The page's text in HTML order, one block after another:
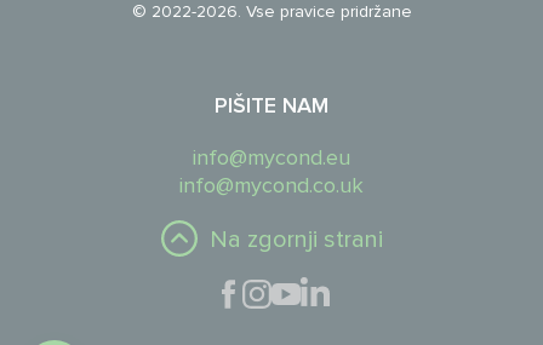
© 2022-2026. Vse pravice pridržane
PIŠITE NAM
info@mycond.eu
info@mycond.co.uk
Na zgornji strani